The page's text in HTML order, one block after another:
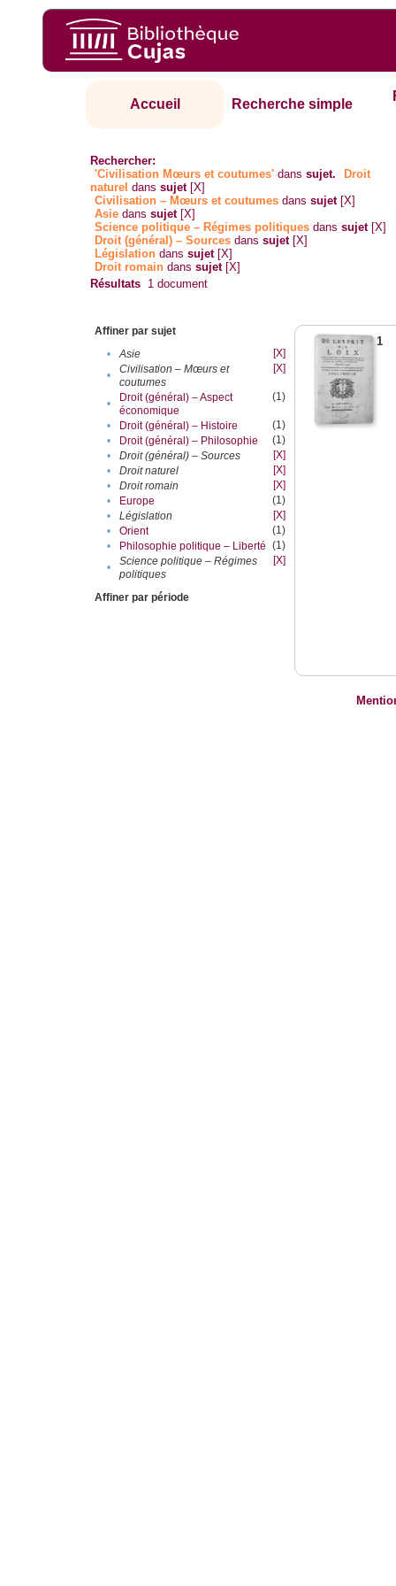
Accueil Recherche simple
Rechercher:
'Civilisation Mœurs et coutumes' danssujet.
Droit
naturel danssujet [X]
Civilisation – Mœurs et coutumes danssujet [X]
Asie danssujet [X]
Science politique – Régimes politiques danssujet [X]
Droit (général) – Sources danssujet [X]
Législation danssujet [X]
Droit romain danssujet [X]
Résultats 1 document
Affiner par sujet
•
Asie
[X]
•
Civilisation – Mœurs et
coutumes
[X]
•
Droit (général) – Aspect
économique
(1)
• Droit (général) – Histoire
(1)
•
Droit (général) – Philosophie
(1)
•
Droit (général) – Sources
[X]
•
Droit naturel
[X]
•
Droit romain
[X]
•
Europe
(1)
•
Législation
[X]
•
Orient
(1)
•
Philosophie politique – Liberté (1)
•
Science politique – Régimes
politiques
[X]
Affiner par période
1